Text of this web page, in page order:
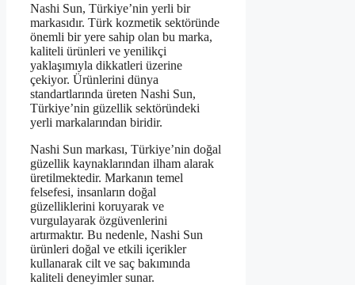
Nashi Sun, Türkiye’nin yerli bir
markasıdır. Türk kozmetik sektöründe
önemli bir yere sahip olan bu marka,
kaliteli ürünleri ve yenilikçi
yaklaşımıyla dikkatleri üzerine
çekiyor. Ürünlerini dünya
standartlarında üreten Nashi Sun,
Türkiye’nin güzellik sektöründeki
yerli markalarından biridir.
Nashi Sun markası, Türkiye’nin doğal
güzellik kaynaklarından ilham alarak
üretilmektedir. Markanın temel
felsefesi, insanların doğal
güzelliklerini koruyarak ve
vurgulayarak özgüvenlerini
artırmaktır. Bu nedenle, Nashi Sun
ürünleri doğal ve etkili içerikler
kullanarak cilt ve saç bakımında
kaliteli deneyimler sunar.